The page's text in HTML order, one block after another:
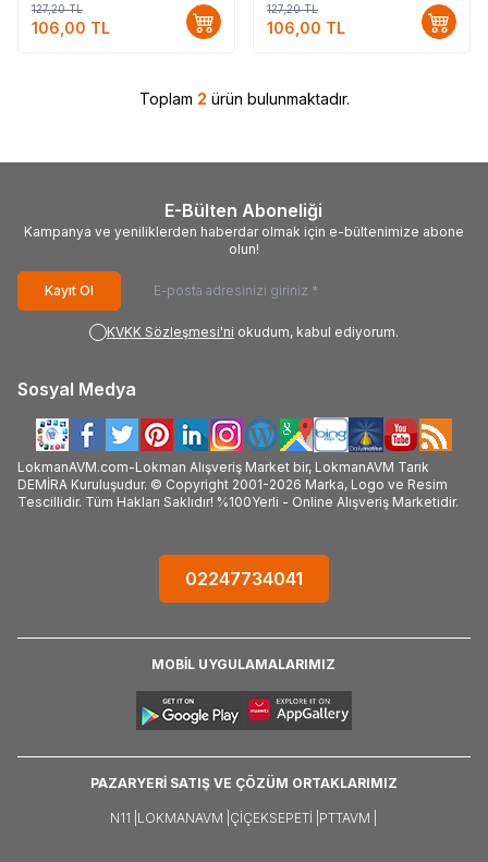
Ginger Green Tea
127,20TL
106,00 TL
127,20TL
106,00 TL
Toplam 2 ürün bulunmaktadır.
E-Bülten Aboneliği
Kampanya ve yeniliklerden haberdar olmak için e-bültenimize abone
olun!
Kayıt Ol
KVKK Sözleşmesi'ni okudum, kabul ediyorum.
Sosyal Medya
LokmanAVM.com-Lokman Alışveriş Market bir, LokmanAVM Tarık
DEMİRA Kuruluşudur. © Copyright 2001-2026 Marka, Logo ve Resim
Tescillidir. Tüm Hakları Saklıdır! %100Yerli - Online Alışveriş Marketidir.
02247734041
MOBİL UYGULAMALARIMIZ
PAZARYERİ SATIŞ VE ÇÖZÜM ORTAKLARIMIZ
N11 | LOKMANAVM | ÇIÇEKSEPETI | PTTAVM |